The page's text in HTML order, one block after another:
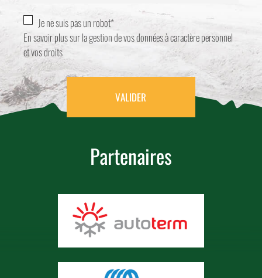
Je ne suis pas un robot*
En savoir plus sur la gestion de vos données à caractère personnel
et vos droits
VALIDER
Partenaires